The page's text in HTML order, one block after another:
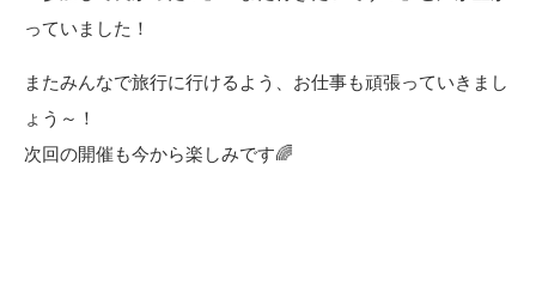
っていました！
またみんなで旅行に行けるよう、お仕事も頑張っていきまし
ょう～！
次回の開催も今から楽しみです🌈